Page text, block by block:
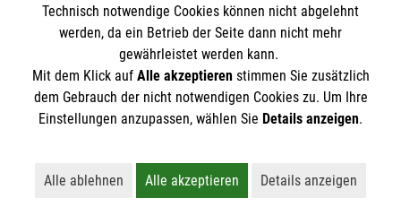
Technisch notwendige Cookies können nicht abgelehnt
werden, da ein Betrieb der Seite dann nicht mehr
gewährleistet werden kann.
Mit dem Klick auf Alle akzeptierenstimmen Sie zusätzlich
dem Gebrauch der nicht notwendigen Cookies zu. Um Ihre
Einstellungen anzupassen, wählen Sie Details anzeigen.
Alle ablehnen
Lehnt alle nicht-essentiellen Cookies ab
Alle akzeptieren
Akzeptiert alle Cookies
Details anzeigen